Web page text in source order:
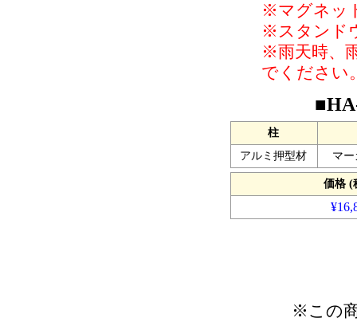
※マグネッ
※スタンド
※雨天時、
でください
柱
アルミ押型材
マ
価格 (
※この